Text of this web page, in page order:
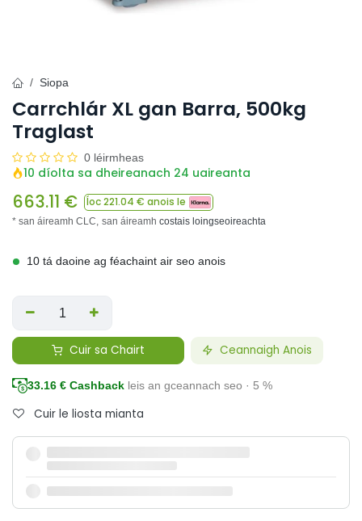
Siopa
Carrchlár XL gan Barra, 500kg
Traglast
0 léirmheas
10 díolta sa dheireanach 24 uaireanta
663.11 € Íoc221.04 € anois le
* san áireamh CLC, san áireamh costais loingseoireachta
10 tá daoine ag féachaint air seo anois
Cuir sa Chairt Ceannaigh Anois
33.16 € Cashback leis an gceannach seo · 5 %
Cuir le liosta mianta